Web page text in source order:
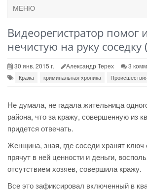
МЕНЮ
Видеорегистратор помог
нечистую на руку
30 янв. 2015 г. Александр Терех 3
Кража криминальная хроника
Не думала, не гадала жительница
района, что за кражу, совершенную из
придется отвечать.
Женщина, зная, где соседи хранят ключ
прячут в ней ценности и деньги,
отсутствием хозяев, совершила кражу.
Все это зафиксировал включенный в